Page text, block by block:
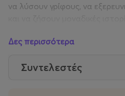
να λύσουν γρίφους, να
συνεχίζεται στον ειδικά
Δες περισσότερα
Συντελεστές